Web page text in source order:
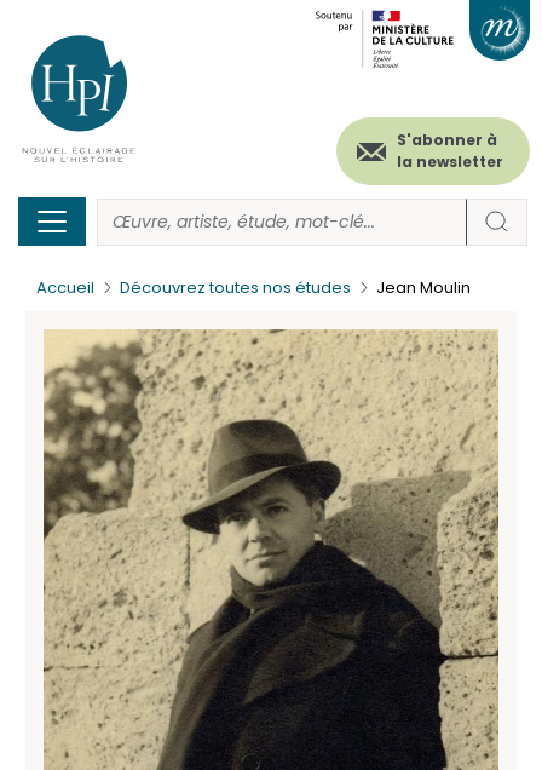
contenu
principal
Menu
secondaire
(header)
S'abonner à
la newsletter
Accueil Découvrez toutes nos études Jean Moulin